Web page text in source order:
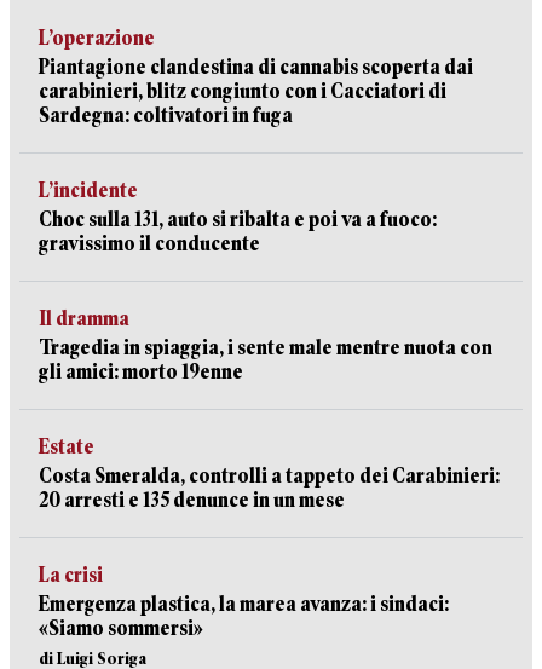
L’operazione
Piantagione clandestina di cannabis scoperta dai
carabinieri, blitz congiunto con i Cacciatori di
Sardegna: coltivatori in fuga
L’incidente
Choc sulla 131, auto si ribalta e poi va a fuoco:
gravissimo il conducente
Il dramma
Tragedia in spiaggia, i sente male mentre nuota con
gli amici: morto 19enne
Estate
Costa Smeralda, controlli a tappeto dei Carabinieri:
20 arresti e 135 denunce in un mese
La crisi
Emergenza plastica, la marea avanza: i sindaci:
«Siamo sommersi»
di Luigi Soriga